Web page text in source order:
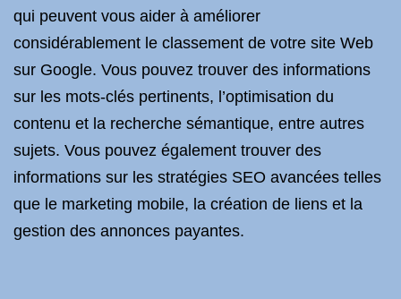
qui peuvent vous aider à améliorer
considérablement le classement de votre site Web
sur Google. Vous pouvez trouver des informations
sur les mots-clés pertinents, l’optimisation du
contenu et la recherche sémantique, entre autres
sujets. Vous pouvez également trouver des
informations sur les stratégies SEO avancées telles
que le marketing mobile, la création de liens et la
gestion des annonces payantes.